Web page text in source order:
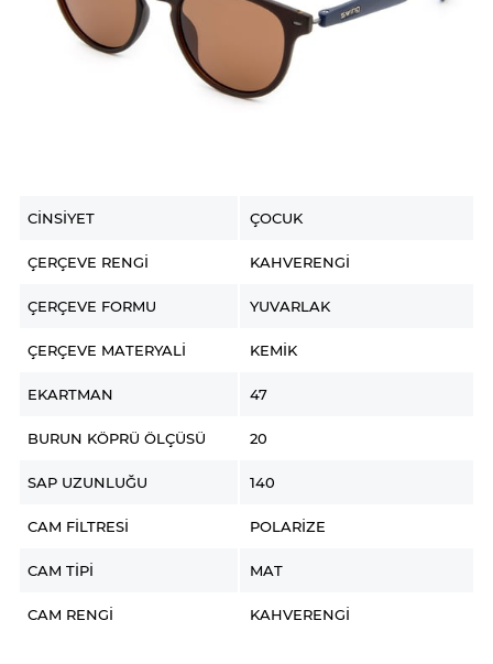
CINSIYET ÇOCUK
ÇERÇEVE RENGI KAHVERENGI
ÇERÇEVE FORMU YUVARLAK
ÇERÇEVE MATERYALI KEMIK
EKARTMAN 47
BURUN KÖPRÜ ÖLÇÜSÜ 20
SAP UZUNLUĞU 140
CAM FILTRESI POLARIZE
CAM TIPI MAT
CAM RENGI KAHVERENGI